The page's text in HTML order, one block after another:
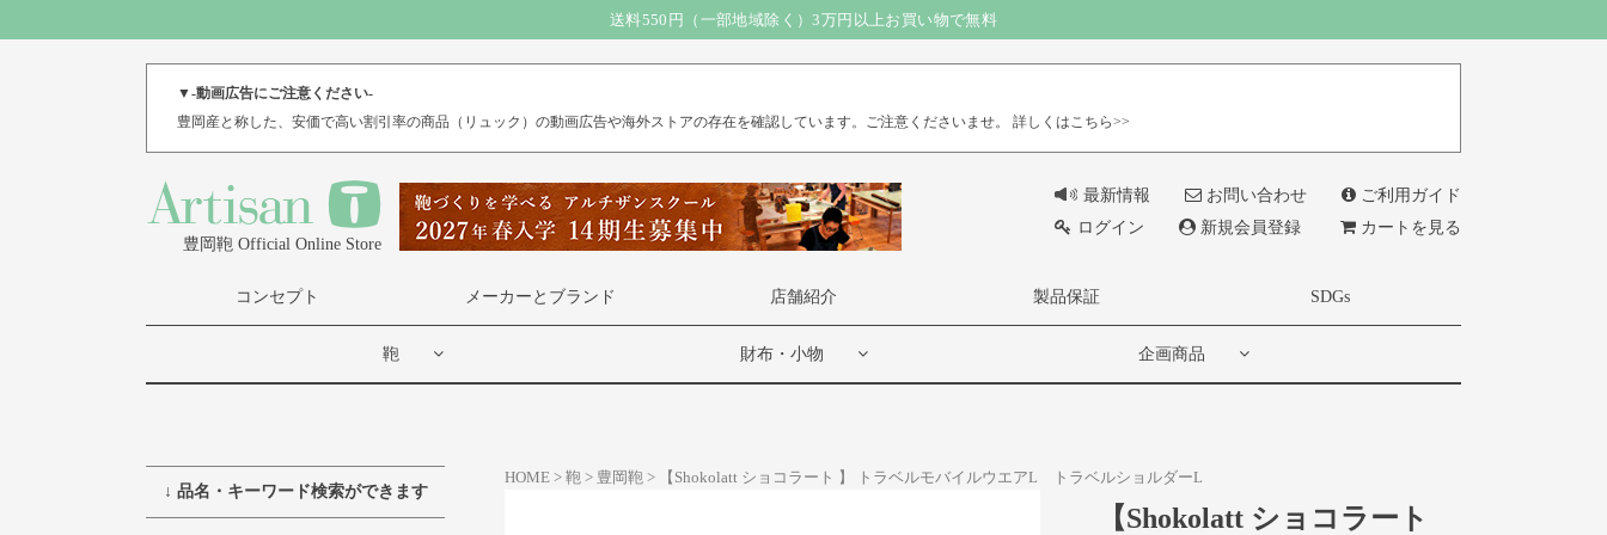
送料550円（一部地域除く）3万円以上お買い物で無料
▼-動画広告にご注意ください-
豊岡産と称した、安価で高い割引率の商品（リュック）の動画広告や海外ストアの存在を確認しています。ご注意くださいませ。 詳しくはこちら>>
豊岡鞄 Official Online Store
最新情報 お問い合わせ
ご利用ガイド
ログイン
新規会員登録 カートを見る
コンセプト メーカーとブランド 店舗紹介 製品保証 SDGs
鞄 財布・小物 企画商品
HOME 鞄 豊岡鞄 【Shokolatt ショコラート 】 トラベルモバイルウエアL トラベルショルダーL
【Shokolatt ショコラート
↓ 品名・キーワード検索ができます